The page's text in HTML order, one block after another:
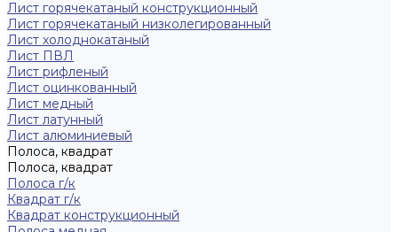
Лист горячекатаный конструкционный
Лист горячекатаный низколегированный
Лист холоднокатаный
Лист ПВЛ
Лист рифленый
Лист оцинкованный
Лист медный
Лист латунный
Лист алюминиевый
Полоса, квадрат
Полоса, квадрат
Полоса г/к
Квадрат г/к
Квадрат конструкционный